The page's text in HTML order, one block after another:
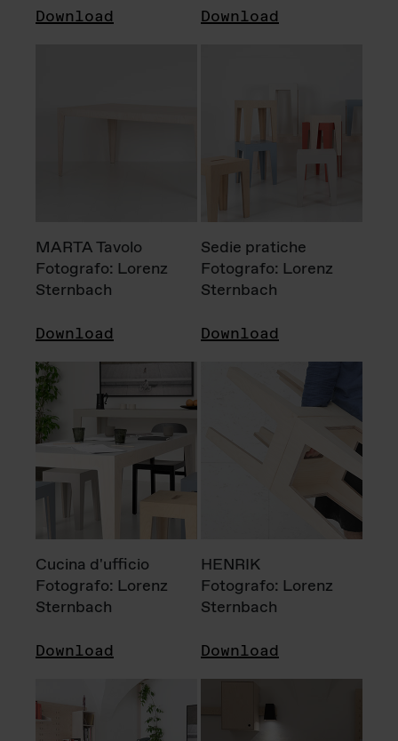
Download Download
MARTA Tavolo
Fotografo: Lorenz
Sternbach
Download
Sedie pratiche
Fotografo: Lorenz
Sternbach
Download
Cucina d'ufficio
Fotografo: Lorenz
Sternbach
Download
HENRIK
Fotografo: Lorenz
Sternbach
Download